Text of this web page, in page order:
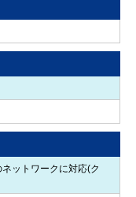
ットワークに対応(ク